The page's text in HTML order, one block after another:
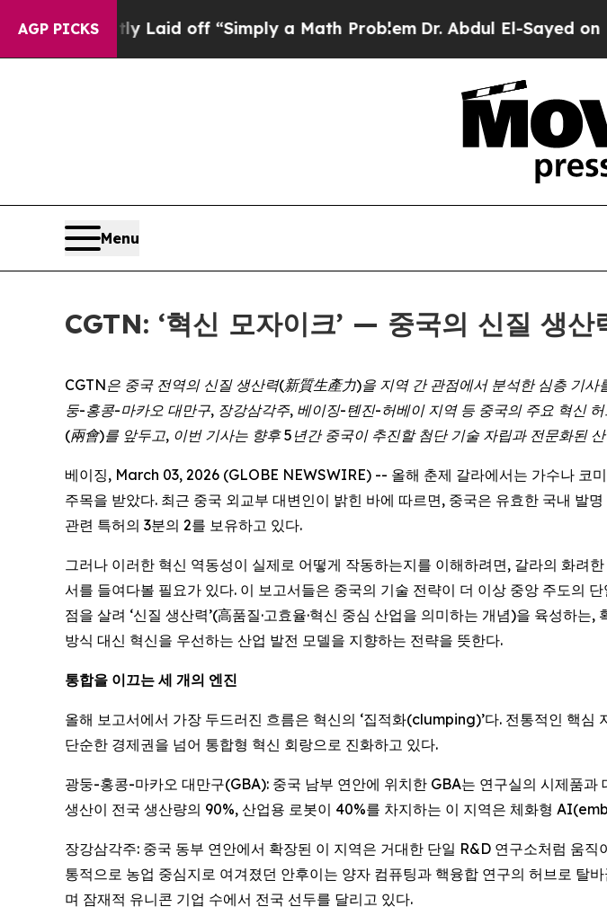
AGP PICKSLaid off “Simply a Math Problem Dr. Abdul El-Sayed on
Menu
CGTN: ‘혁신 모자이크’ — 중국의 신질 생산
CGTN은 중국 전역의 신질 생산력(新質生產力)을 지역 간 관점에서 분석한 심층 기사
둥-홍콩-마카오 대만구, 장강삼각주, 베이징-톈진-허베이 지역 등 중국의 주요 혁신
(兩會)를 앞두고, 이번 기사는 향후5 년간 중국이 추진할 첨단 기술 자립과 전문화된
베이징, March 03, 2026 (GLOBE NEWSWIRE) -- 올해 춘제 갈라에서는 가수나 코
주목을 받았다. 최근 중국 외교부 대변인이 밝힌 바에 따르면, 중국은 유효한 국내 발
관련 특허의 3분의 2를 보유하고 있다.
그러나 이러한 혁신 역동성이 실제로 어떻게 작동하는지를 이해하려면, 갈라의 화려
서를 들여다볼 필요가 있다. 이 보고서들은 중국의 기술 전략이 더 이상 중앙 주도의
점을 살려 ‘신질 생산력’(高품질·고효율·혁신 중심 산업을 의미하는 개념)을 육성하
방식 대신 혁신을 우선하는 산업 발전 모델을 지향하는 전략을 뜻한다.
통합을 이끄는 세 개의 엔진
올해 보고서에서 가장 두드러진 흐름은 혁신의 ‘집적화(clumping)’다. 전통적인 핵
단순한 경제권을 넘어 통합형 혁신 회랑으로 진화하고 있다.
광둥-홍콩-마카오 대만구(GBA): 중국 남부 연안에 위치한 GBA는 연구실의 시제품
생산이 전국 생산량의 90%, 산업용 로봇이 40%를 차지하는 이 지역은 체화형
장강삼각주: 중국 동부 연안에서 확장된 이 지역은 거대한 단일 R&D 연구소처럼 움
통적으로 농업 중심지로 여겨졌던 안후이는 양자 컴퓨팅과 핵융합 연구의 허브로 탈
며 잠재적 유니콘 기업 수에서 전국 선두를 달리고 있다.